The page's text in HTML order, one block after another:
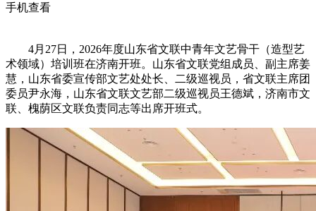
手机查看
4月27日，2026年度山东省文联中青年文艺骨干（造型艺
术领域）培训班在济南开班。山东省文联党组成员、副主席姜
慧，山东省委宣传部文艺处处长、二级巡视员，省文联主席团
委员尹永海，山东省文联文艺部二级巡视员王德斌，济南市文
联、槐荫区文联负责同志等出席开班式。